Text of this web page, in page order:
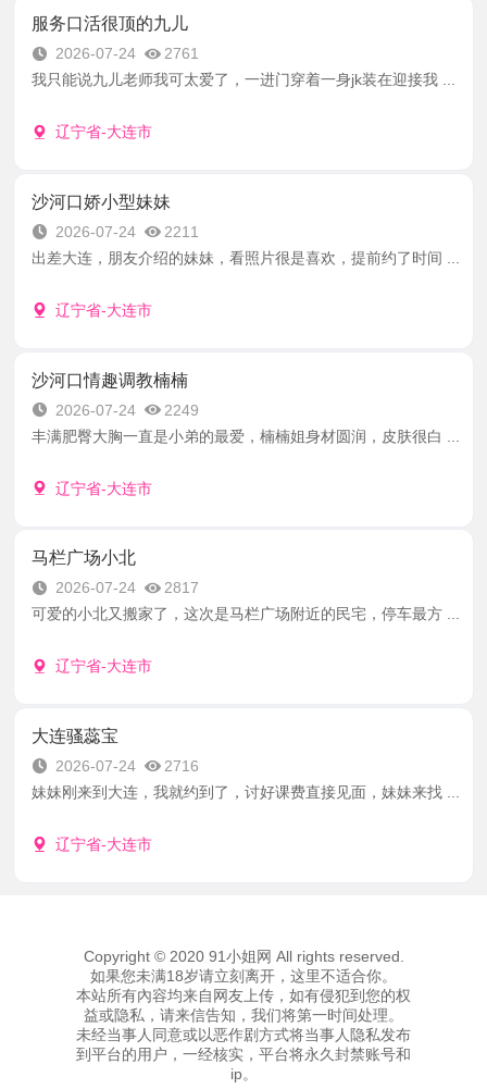
服务口活很顶的九儿
2026-07-24
2761
我只能说九儿老师我可太爱了，一进门穿着一身jk装在迎接我 ...
辽宁省-大连市
沙河口娇小型妹妹
2026-07-24
2211
出差大连，朋友介绍的妹妹，看照片很是喜欢，提前约了时间 ...
辽宁省-大连市
沙河口情趣调教楠楠
2026-07-24
2249
丰满肥臀大胸一直是小弟的最爱，楠楠姐身材圆润，皮肤很白 ...
辽宁省-大连市
马栏广场小北
2026-07-24
2817
可爱的小北又搬家了，这次是马栏广场附近的民宅，停车最方 ...
辽宁省-大连市
大连骚蕊宝
2026-07-24
2716
妹妹刚来到大连，我就约到了，讨好课费直接见面，妹妹来找 ...
辽宁省-大连市
Copyright © 2020 91小姐网 All rights reserved.
如果您未满18岁请立刻离开，这里不适合你。
本站所有內容均来自网友上传，如有侵犯到您的权
益或隐私，请来信告知，我们将第一时间处理。
未经当事人同意或以恶作剧方式将当事人隐私发布
到平台的用户，一经核实，平台将永久封禁账号和
ip。